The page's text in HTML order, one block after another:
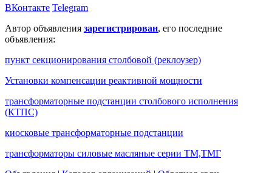
ВКонтакте Telegram
Автор объявления зарегистрирован, его последние
объявления:
пункт секционирования столбовой (реклоузер)
Установки компенсации реактивной мощности
трансформаторные подстанции столбового исполнения
(КТПС)
киосковые трансформаторные подстанции
трансформаторы силовые масляные серии ТМ,ТМГ